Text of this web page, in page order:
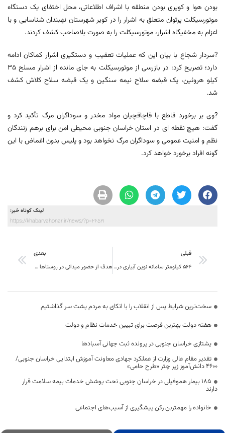
بودن هوا و کویری بودن منطقه با اشراف اطلاعاتی، محل اختفای یک دستگاه
موتورسیکلت پرتوان متعلق به اشرار را در کویر شهرستان نهبندان شناسایی و با
اعزام به مخفیگاه اشرار، موتورسیکلت را به صورت بلاصاحب کشف کردند.
?سردار شجاع با بیان این که عملیات تعقیب و دستگیری اشرار کماکان ادامه
دارد؛ تصریح کرد: در بازرسی از موتورسیکلت به جای مانده از اشرار مسلح 35
کیلو هروئین، یک قبضه سلاح نیمه سنگین و یک قبضه سلاح کلاش کشف
شد.
?وی بر برخورد قاطع با قاچاقچیان مواد مخدر و سوداگران مرگ تأکید کرد و
گفت: هیچ نقطه ای در استان خراسان جنوبی محیطی امن برای برهم زنندگان
نظم و امنیت عمومی و سوداگران مرگ نخواهد بود و پلیس بدون اغماض با این
گونه افراد برخورد خواهد کرد.
لینک کوتاه خبر:
https://khabarvahonar.ir/news/?p=26521
قبلی
۵۶۴ کیلومتر سامانه نوین آبیاری در سربیشه اجرا شد
بعدی
هدف از حضور میدانی در روستاها رفع مشکلات به صورت کارشناسی است.
سخت‌ترین شرایط پس از انقلاب را با اتکای به مردم پشت سر گذاشتیم
هفته دولت بهترین فرصت برای تبیین خدمات نظام و دولت
یشتازی خراسان جنوبی در پرونده ثبت جهانی آسبادها
تقدیر مقام عالی وزارت از عملکرد جهادی معاونت آموزش ابتدایی خراسان جنوبی/
۴۶۰۰ دانش‌آموز زیر چتر «طرح حامی»
۱۸۵ بیمار هموفیلی در خراسان جنوبی تحت پوشش خدمات بیمه سلامت قرار
دارند
خانواده را مهمترین رکن پیشگیری از آسیب‌های اجتماعی